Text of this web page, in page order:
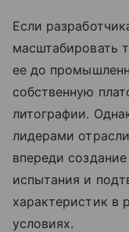
Если
масштабировать
ее до
собственную
литографии.
лидерами
впереди
испытания и
характеристик в
условиях.